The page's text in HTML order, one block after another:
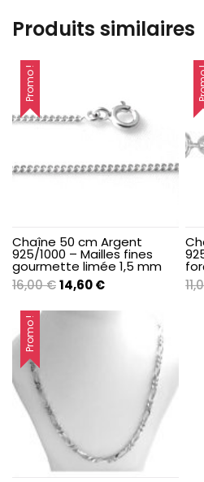
Produits similaires
Promo !
Chaîne 50 cm Argent
925/1000 – Mailles fines
gourmette limée 1,5 mm
16,00€Le
14,60€Le
Promo !